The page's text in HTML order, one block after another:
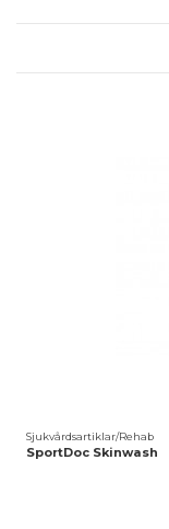
Sjukvårdsartiklar/Rehab
SportDoc Skinwash